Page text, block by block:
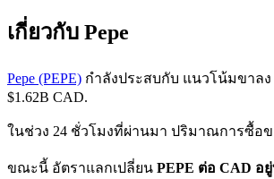
เกี่ยวกับ Pepe
Pepe (PEPE) กำลังประสบกับ แนวโน้มขาล
$1.62B CAD.
ในช่วง 24 ชั่วโมงที่ผ่านมา ปริมาณการซื้อขา
ขณะนี้ อัตราแลกเปลี่ยน PEPE ต่อ CAD อ